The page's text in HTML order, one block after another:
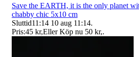
Save the EARTH, it is the only planet
chabby chic 5x10 cm
Sluttid11:14 10 aug 11:14.
Pris:45 kr,Eller Köp nu 50 kr,.